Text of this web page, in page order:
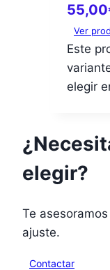
55,00
Ver
Este
elegir
elegir?
Te
ajuste.
Contactar